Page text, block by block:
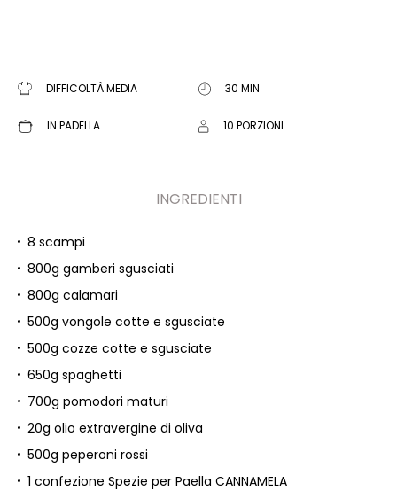
DIFFICOLTÀ MEDIA 30 MIN
IN PADELLA 10 PORZIONI
INGREDIENTI
8 scampi
800g gamberi sgusciati
800g calamari
500g vongole cotte e sgusciate
500g cozze cotte e sgusciate
650g spaghetti
700g pomodori maturi
20g olio extravergine di oliva
500g peperoni rossi
1 confezione Spezie per Paella CANNAMELA